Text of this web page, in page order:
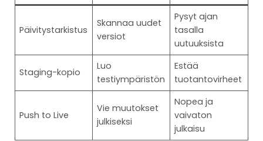
Päivitystarkistus
Skannaa uudet
versiot
Pysyt ajan
tasalla
uutuuksista
Staging-kopio
Luo
testiympäristön
Estää
tuotantovirheet
Push to Live
Vie muutokset
julkiseksi
Nopea ja
vaivaton
julkaisu